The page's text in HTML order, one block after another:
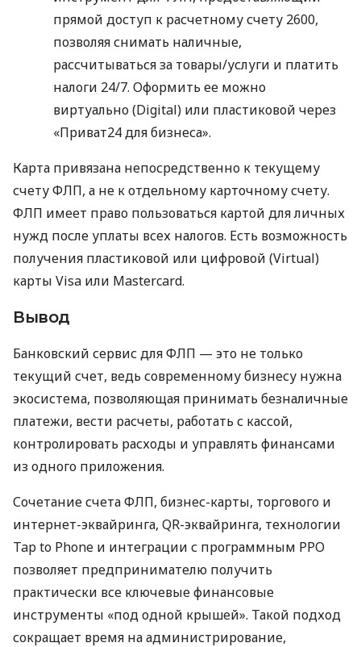
прямой доступ к расчетному счету 2600,
позволяя снимать наличные,
рассчитываться за товары/услуги и платить
налоги 24/7. Оформить ее можно
виртуально (Digital) или пластиковой через
«Приват24 для бизнеса».
Карта привязана непосредственно к текущему
счету ФЛП, а не к отдельному карточному счету.
ФЛП имеет право пользоваться картой для личных
нужд после уплаты всех налогов. Есть возможность
получения пластиковой или цифровой (Virtual)
карты Visa или Mastercard.
Вывод
Банковский сервис для ФЛП — это не только
текущий счет, ведь современному бизнесу нужна
экосистема, позволяющая принимать безналичные
платежи, вести расчеты, работать с кассой,
контролировать расходы и управлять финансами
из одного приложения.
Сочетание счета ФЛП, бизнес-карты, торгового и
интернет-эквайринга, QR-эквайринга, технологии
Tap to Phone и интеграции с программным РРО
позволяет предпринимателю получить
практически все ключевые финансовые
инструменты «под одной крышей». Такой подход
сокращает время на администрирование,